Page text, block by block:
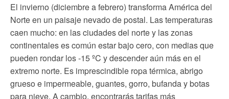
El invierno (diciembre a febrero) transforma América del
Norte en un paisaje nevado de postal. Las temperaturas
caen mucho: en las ciudades del norte y las zonas
continentales es común estar bajo cero, con medias que
pueden rondar los -15 ºC y descender aún más en el
extremo norte. Es imprescindible ropa térmica, abrigo
grueso e impermeable, guantes, gorro, bufanda y botas
para nieve. A cambio, encontrarás tarifas más